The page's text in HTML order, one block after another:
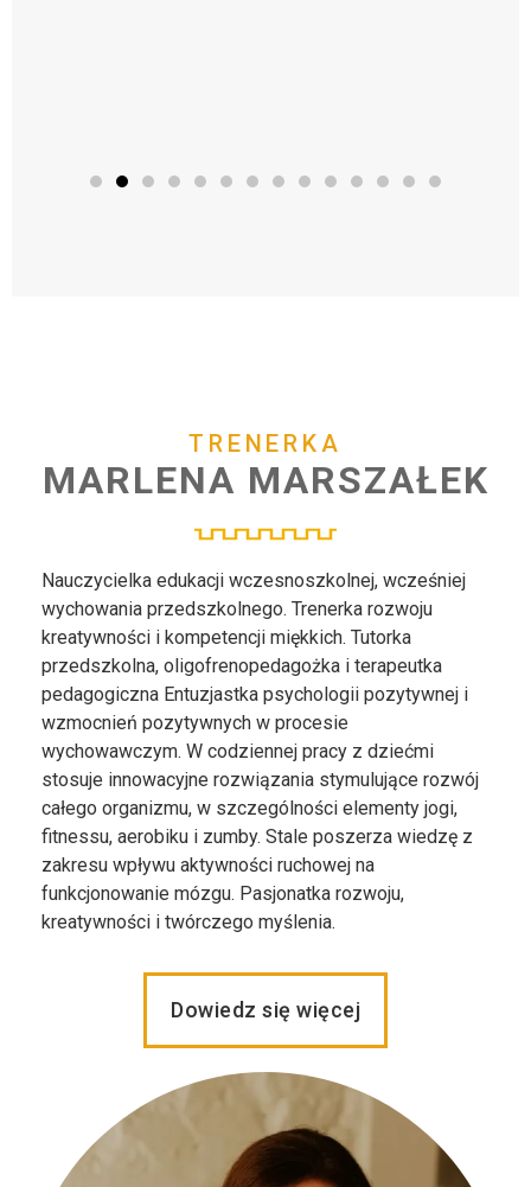
TRENERKA
MARLENA MARSZAŁEK
Nauczycielka edukacji wczesnoszkolnej, wcześniej
wychowania przedszkolnego. Trenerka rozwoju
kreatywności i kompetencji miękkich. Tutorka
przedszkolna, oligofrenopedagożka i terapeutka
pedagogiczna Entuzjastka psychologii pozytywnej i
wzmocnień pozytywnych w procesie
wychowawczym. W codziennej pracy z dziećmi
stosuje innowacyjne rozwiązania stymulujące rozwój
całego organizmu, w szczególności elementy jogi,
fitnessu, aerobiku i zumby. Stale poszerza wiedzę z
zakresu wpływu aktywności ruchowej na
funkcjonowanie mózgu. Pasjonatka rozwoju,
kreatywności i twórczego myślenia.
Dowiedz się więcej